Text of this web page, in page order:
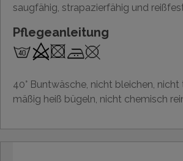
saugfähig, strapazierfähig und
Pflegeanleitung
40° Buntwäsche, nicht bleichen,
mäßig heiß bügeln, nicht chemisch